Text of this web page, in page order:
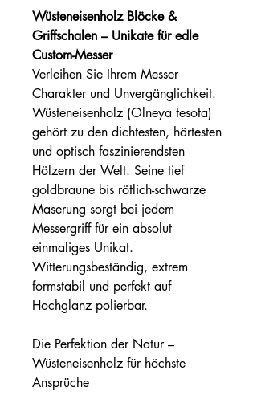
Wüsteneisenholz Blöcke &
Griffschalen – Unikate für edle
Custom-Messer
Verleihen Sie Ihrem Messer
Charakter und Unvergänglichkeit.
Wüsteneisenholz (Olneya tesota)
gehört zu den dichtesten, härtesten
und optisch faszinierendsten
Hölzern der Welt. Seine tief
goldbraune bis rötlich-schwarze
Maserung sorgt bei jedem
Messergriff für ein absolut
einmaliges Unikat.
Witterungsbeständig, extrem
formstabil und perfekt auf
Hochglanz polierbar.
Die Perfektion der Natur –
Wüsteneisenholz für höchste
Ansprüche